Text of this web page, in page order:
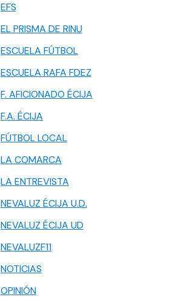
EFS
EL PRISMA DE RINU
ESCUELA FÚTBOL
ESCUELA RAFA FDEZ
F. AFICIONADO ÉCIJA
F.A. ÉCIJA
FÚTBOL LOCAL
LA COMARCA
LA ENTREVISTA
NEVALUZ ÉCIJA U.D.
NEVALUZ ÉCIJA UD
NEVALUZF11
NOTICIAS
OPINIÓN